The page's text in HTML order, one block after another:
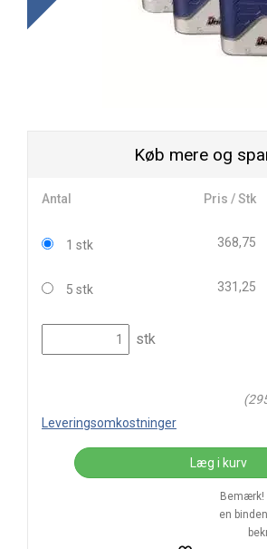
Køb mere og
Antal Pris / Stk
1 stk 368,75
5 stk 331,25
stk
(
Leveringsomkostninger
Læg i kurv
Bemærk!
en